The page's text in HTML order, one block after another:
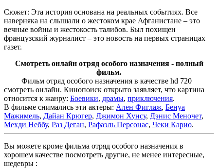
Сюжет: Эта история основана на реальных событиях. Все
наверняка на слышали о жестоком крае Афганистане – это
вечные войны и жестокость талибов. Был похищен
французский журналист – это новость на первых страницах
газет.
Смотреть онлайн отряд особого назначения - полный
фильм.
Фильм отряд особого назначения в качестве hd 720
смотреть онлайн. Кинопоиск открыто заявляет, что картина
относится к жанру: Боевики, драмы, приключения.
В фильме снимались эти актеры: Ален Фиглаж, Бенуа
Мажимель, Дайан Крюгер, Джимон Хунсу, Дэнис Меночет,
Мехди Неббу, Раз Деган, Рафаэль Персонас, Чеки Карио.
Вы можете кроме фильма отряд особого назначения в
хорошем качестве посмотреть другие, не менее интересные,
шедевры :